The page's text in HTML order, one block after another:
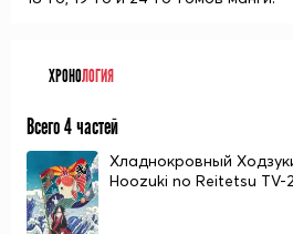
ХРОНОЛОГИЯ
Всего 4 частей
Хладнокровный
Hoozuki no Reitetsu TV-